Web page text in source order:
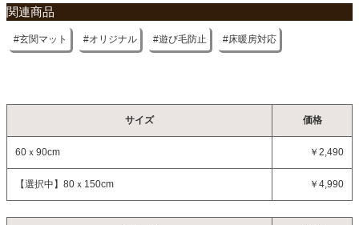
関連商品
玄関マット オリジナル 遊び毛防止 床暖房対応
サイズ 価格
60ｘ90cm ￥2,490
【選択中】 80ｘ150cm ￥4,990